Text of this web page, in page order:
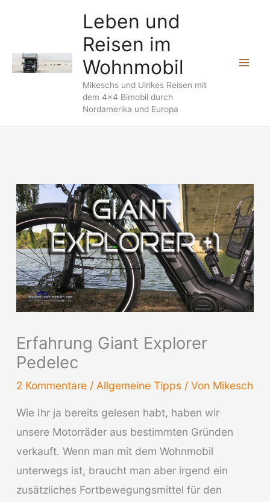
Leben und
Reisen im
Wohnmobil
Mikeschs und Ulrikes Reisen mit
dem 4x4 Bimobil durch
Nordamerika und Europa
Erfahrung Giant Explorer
Pedelec
2 Kommentare / Allgemeine Tipps/ Von Mikesch
Wie Ihr ja bereits gelesen habt, haben wir
unsere Motorräder aus bestimmten Gründen
verkauft. Wenn man mit dem Wohnmobil
unterwegs ist, braucht man aber irgend ein
zusätzliches Fortbewegungsmittel für den